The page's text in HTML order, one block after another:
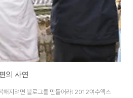
의 사연
해지려면 블로그를 만들어라! 2012여수엑스